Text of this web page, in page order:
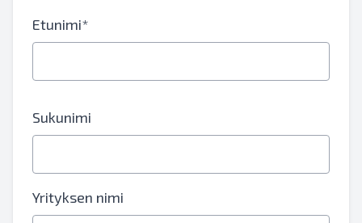
Etunimi*
Sukunimi
Yrityksen nimi